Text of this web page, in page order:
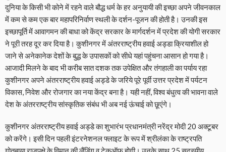
दुनिया के किसी भी कोने में रहने वाले बौद्ध धर्म के हर अनुयायी की इच्छा अपने जीवनकाल
में कम से कम एक बार महापरिनिर्वाण स्थली के दर्शन-पूजन की होती है। उनकी इस
इच्छापूर्ति में आवागमन की बाधा को केंद्र सरकार के मार्गदर्शन में प्रदेश की योगी सरकार
ने पूरी तरह दूर कर दिया है। कुशीनगर में अंतरराष्ट्रीय हवाई अड्डा क्रियाशील हो
जाने से अनेकानेक देशों के बुद्ध के उपासकों को सीधे यहां पहुंचना आसान हो गया है।
आजादी मिलने के बाद भी करीब सात दशक तक उपेक्षित और तंगहाली का पर्याय रहा
कुशीनगर अपने अंतरराष्ट्रीय हवाई अड्डे के जरिये पूरे पूर्वी उत्तर प्रदेश में पर्यटन
विकास, निवेश और रोजगार का नया केंद्र बना है। यही नहीं, विश्व बंधुत्व की भावना वाले
देश के अंतरराष्ट्रीय सांस्कृतिक संबंध भी अब नई ऊंचाई को छूएंगे।
कुशीनगर अंतरराष्ट्रीय हवाई अड्डे का शुभारंभ प्रधानमंत्री नरेंद्र मोदी 20 अक्टूबर
को करेंगे। इसी दिन पहली इंटरनेशनल फ्लाइट के रूप में श्रीलंका के राष्ट्रपति